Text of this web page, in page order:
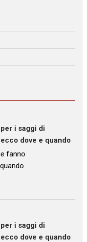
i saggi di
dove e quando
fanno
i saggi di
dove e quando